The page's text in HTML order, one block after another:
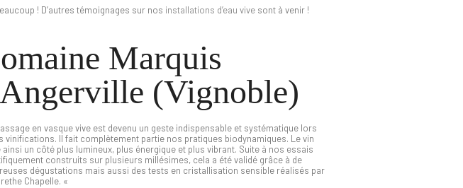
! D’autres témoignages sur nos installations d’eau vive sont à venir !
Marquis
(Vignoble)
en vasque vive est devenu un geste indispensable et systématique lors
vinifications. Il fait complètement partie nos pratiques biodynamiques. Le vin
ainsi un côté plus lumineux, plus énergique et plus vibrant. Suite à nos essais
construits sur plusieurs millésimes, cela a été validé grâce à de
dégustations mais aussi des tests en cristallisation sensible réalisés par
Chapelle. «